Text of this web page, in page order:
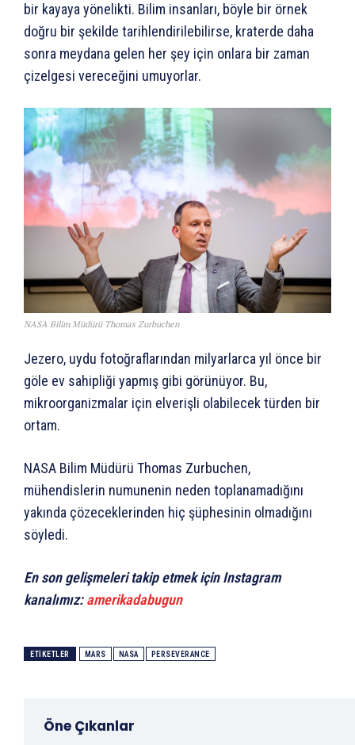
bir kayaya yönelikti. Bilim insanları, böyle bir örnek
doğru bir şekilde tarihlendirilebilirse, kraterde daha
sonra meydana gelen her şey için onlara bir zaman
çizelgesi vereceğini umuyorlar.
NASA Bilim Müdürü Thomas Zurbuchen
Jezero, uydu fotoğraflarından milyarlarca yıl önce bir
göle ev sahipliği yapmış gibi görünüyor. Bu,
mikroorganizmalar için elverişli olabilecek türden bir
ortam.
NASA Bilim Müdürü Thomas Zurbuchen,
mühendislerin numunenin neden toplanamadığını
yakında çözeceklerinden hiç şüphesinin olmadığını
söyledi.
En son gelişmeleri takip etmek için Instagram
kanalımız:amerikadabugun
ETIKETLER MARS NASA PERSEVERANCE
Öne Çıkanlar